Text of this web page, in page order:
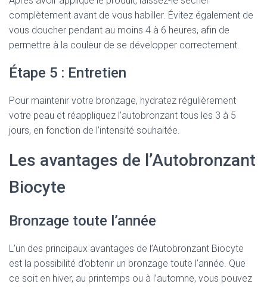
complètement avant de vous habiller. Évitez également de
vous doucher pendant au moins 4 à 6 heures, afin de
permettre à la couleur de se développer correctement.
Étape 5 : Entretien
Pour maintenir votre bronzage, hydratez régulièrement
votre peau et réappliquez l’autobronzant tous les 3 à 5
jours, en fonction de l’intensité souhaitée.
Les avantages de l’Autobronzant
Biocyte
Bronzage toute l’année
L’un des principaux avantages de l’Autobronzant Biocyte
est la possibilité d’obtenir un bronzage toute l’année. Que
ce soit en hiver, au printemps ou à l’automne, vous pouvez